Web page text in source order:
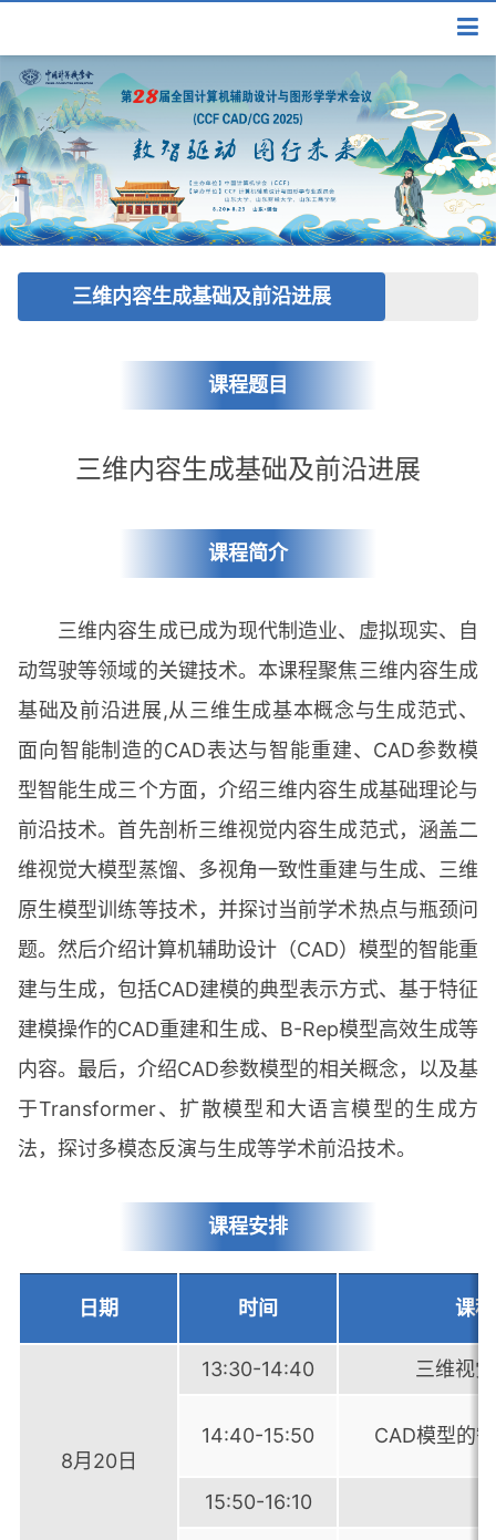
三维内容生成基础及前沿进展
课程题目
三维内容生成基础及前沿进展
课程简介
三维内容生成已成为现代制造业、虚拟现实、自
动驾驶等领域的关键技术。本课程聚焦三维内容生成
基础及前沿进展,从三维生成基本概念与生成范式、
面向智能制造的CAD表达与智能重建、CAD参数模
型智能生成三个方面，介绍三维内容生成基础理论与
前沿技术。首先剖析三维视觉内容生成范式，涵盖二
维视觉大模型蒸馏、多视角一致性重建与生成、三维
原生模型训练等技术，并探讨当前学术热点与瓶颈问
题。然后介绍计算机辅助设计（CAD）模型的智能重
建与生成，包括CAD建模的典型表示方式、基于特征
建模操作的CAD重建和生成、B-Rep模型高效生成等
内容。最后，介绍CAD参数模型的相关概念，以及基
于Transformer、扩散模型和大语言模型的生成方
法，探讨多模态反演与生成等学术前沿技术。
课程安排
日期 时间 课
8月20日
13:30-14:40 三维视
14:40-15:50 CAD模型的
15:50-16:10